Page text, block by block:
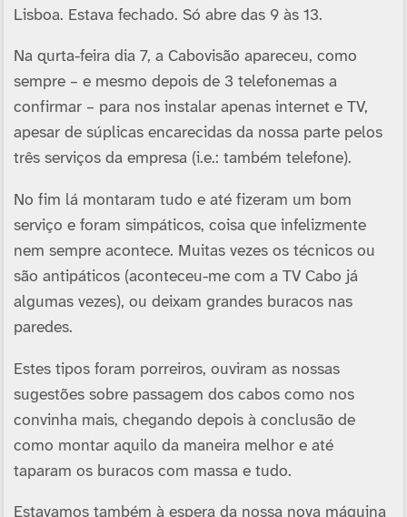
Lisboa. Estava fechado. Só abre das 9 às 13.
Na qurta-feira dia 7, a Cabovisão apareceu, como
sempre – e mesmo depois de 3 telefonemas a
confirmar – para nos instalar apenas internet e TV,
apesar de súplicas encarecidas da nossa parte pelos
três serviços da empresa (i.e.: também telefone).
No fim lá montaram tudo e até fizeram um bom
serviço e foram simpáticos, coisa que infelizmente
nem sempre acontece. Muitas vezes os técnicos ou
são antipáticos (aconteceu-me com a TV Cabo já
algumas vezes), ou deixam grandes buracos nas
paredes.
Estes tipos foram porreiros, ouviram as nossas
sugestões sobre passagem dos cabos como nos
convinha mais, chegando depois à conclusão de
como montar aquilo da maneira melhor e até
taparam os buracos com massa e tudo.
Estavamos também à espera da nossa nova máquina